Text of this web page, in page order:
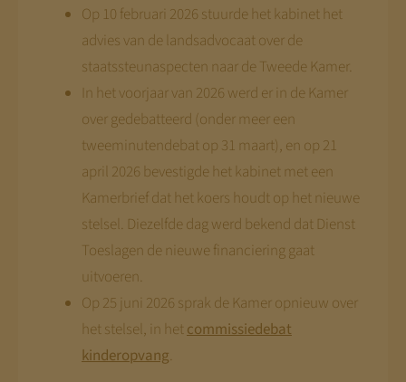
Op 10 februari 2026 stuurde het kabinet het
advies van de landsadvocaat over de
staatssteunaspecten naar de Tweede Kamer.
In het voorjaar van 2026 werd er in de Kamer
over gedebatteerd (onder meer een
tweeminutendebat op 31 maart), en op 21
april 2026 bevestigde het kabinet met een
Kamerbrief dat het koers houdt op het nieuwe
stelsel. Diezelfde dag werd bekend dat Dienst
Toeslagen de nieuwe financiering gaat
uitvoeren.
Op 25 juni 2026 sprak de Kamer opnieuw over
het stelsel, in hetcommissiedebat
kinderopvang.